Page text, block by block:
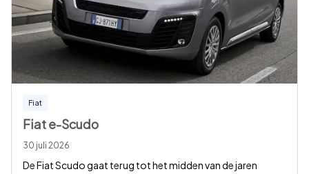
Fiat
Fiat e-Scudo
30 juli 2026
De Fiat Scudo gaat terug tot het midden van de jaren